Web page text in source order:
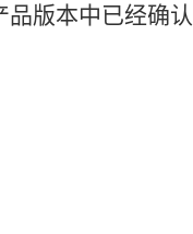
品版本中已经确认